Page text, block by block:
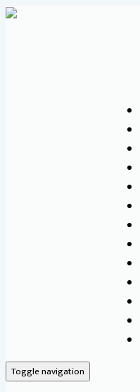
Toggle navigation